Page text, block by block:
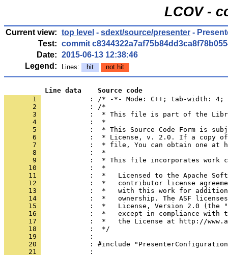
LCOV -
Current view: top level - sdext/source/presenter -
Test: commit
Date: 2015-06-13 12:38:46
Legend:
Lines: hit not hit
          Line data    Source code
       1
: /* -*- Mode: C++; tab-width:
       2
       3
       4
       5
       6
       7
       8
       9
      10
      11
      12
      13
      14
      15
      16
      17
      18
      19
      20
      21